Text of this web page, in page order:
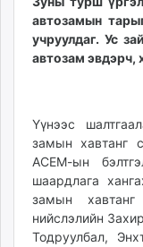
ikon.mn
mnb.mn
Livetv.mn
shuud.mn
eagle.mn
ergelt.mn
zarig.mn
today.mn
zuv.mn
автозамын
учруулдаг. Ус
автозам эвдэрч,
Үүнээс
замын
АСЕМ-ын
шаардлага
замын
нийслэлийн
Тодруулбал,